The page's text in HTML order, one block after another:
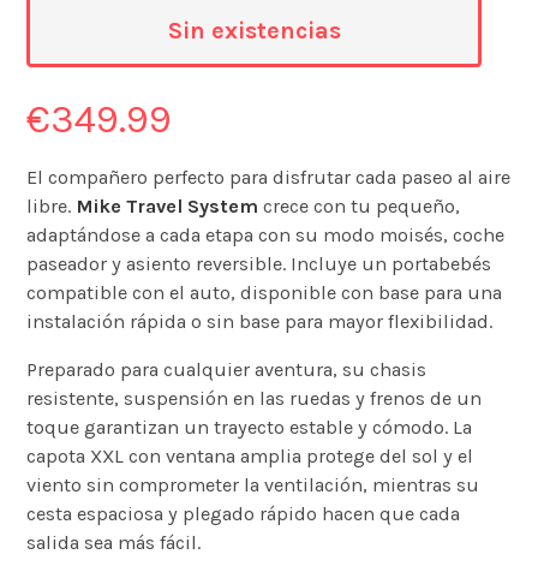
€349.99
El compañero perfecto para disfrutar cada paseo al aire
libre. Mike Travel System crece con tu pequeño,
adaptándose a cada etapa con su modo moisés, coche
paseador y asiento reversible. Incluye un portabebés
compatible con el auto, disponible con base para una
instalación rápida o sin base para mayor flexibilidad.
Preparado para cualquier aventura, su chasis
resistente, suspensión en las ruedas y frenos de un
toque garantizan un trayecto estable y cómodo. La
capota XXL con ventana amplia protege del sol y el
viento sin comprometer la ventilación, mientras su
cesta espaciosa y plegado rápido hacen que cada
salida sea más fácil.
Sin existencias